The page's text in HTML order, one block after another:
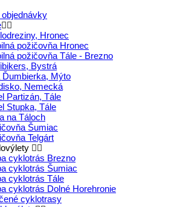
objednávky
Hronec
požičovňa Hronec
požičovňa Tále - Brezno
Bystrá
Ďumbierka, Mýto
Nemecká
Partizán, Tále
Stupka, Tále
na Táloch
Šumiac
Telgárt
cyklotrás Brezno
cyklotrás Šumiac
cyklotrás Tále
cyklotrás Dolné Horehronie
cyklotrasy